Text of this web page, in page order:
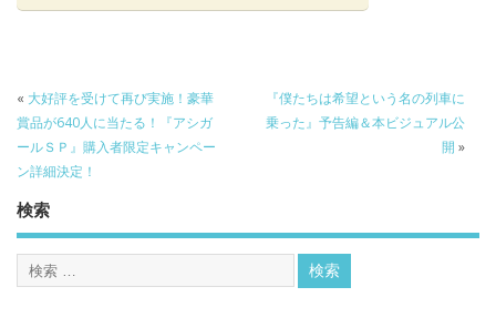
« 大好評を受けて再び実施！豪華
賞品が640人に当たる！『アシガ
ールＳＰ』購入者限定キャンペー
ン詳細決定！
『僕たちは希望という名の列車に
乗った』予告編＆本ビジュアル公
開 »
検索